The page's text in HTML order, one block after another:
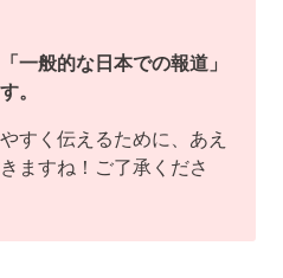
「一般的な日本での報道」
。
すく伝えるために、あえ
ますね！ご了承くださ